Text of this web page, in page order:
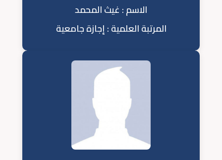
الاسم : غيث المحمد
المرتبة العلمية : إجازة جامعية